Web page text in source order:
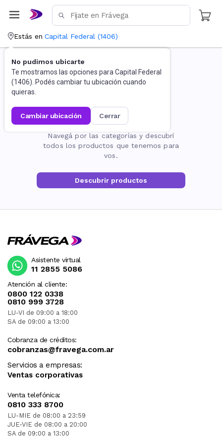
Estás en Capital Federal (1406)
No pudimos ubicarte
Te mostramos las opciones para Capital Federal
(1406). Podés cambiar tu ubicación cuando
quieras.
cambiar ubicación cerrar
La página no existe
Navegá por las categorías y descubrí
todos los productos que tenemos para
vos.
Descubrir productos
Atención al cliente:
0800 122 0338
0810 999 3728
LU-VI de 09:00 a 18:00
SA de 09:00 a 13:00
Cobranza de créditos:
cobranzas@fravega.com.ar
Servicios a empresas:
Ventas corporativas
Venta telefónica:
0810 333 8700
LU-MIE de 08:00 a 23:59
JUE-VIE de 08:00 a 20:00
SA de 09:00 a 13:00
Asistente virtual
11 2855 5086